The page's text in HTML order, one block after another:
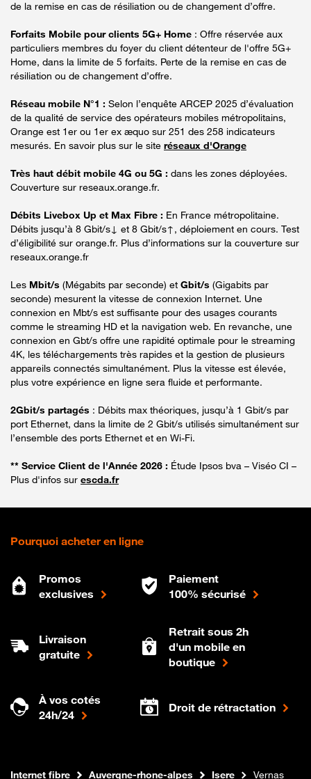
de la remise en cas de résiliation ou de changement d’offre.
Forfaits Mobile pour clients 5G+ Home : Offre réservée aux
particuliers membres du foyer du client détenteur de l'offre 5G+
Home, dans la limite de 5 forfaits. Perte de la remise en cas de
résiliation ou de changement d’offre.
Réseau mobile N°1 : Selon l’enquête ARCEP 2025 d’évaluation
de la qualité de service des opérateurs mobiles métropolitains,
Orange est 1er ou 1er ex æquo sur 251 des 258 indicateurs
mesurés. En savoir plus sur le site réseaux d'Orange
Très haut débit mobile 4G ou 5G : dans les zones déployées.
Couverture sur reseaux.orange.fr.
Débits Livebox Up et Max Fibre : En France métropolitaine.
Débits jusqu’à 8 Gbit/s↓ et 8 Gbit/s↑, déploiement en cours. Test
d’éligibilité sur orange.fr. Plus d’informations sur la couverture sur
reseaux.orange.fr
Les Mbit/s (Mégabits par seconde) et Gbit/s (Gigabits par
seconde) mesurent la vitesse de connexion Internet. Une
connexion en Mbt/s est suffisante pour des usages courants
comme le streaming HD et la navigation web. En revanche, une
connexion en Gbt/s offre une rapidité optimale pour le streaming
4K, les téléchargements très rapides et la gestion de plusieurs
appareils connectés simultanément. Plus la vitesse est élevée,
plus votre expérience en ligne sera fluide et performante.
2Gbit/s partagés : Débits max théoriques, jusqu’à 1 Gbit/s par
port Ethernet, dans la limite de 2 Gbit/s utilisés simultanément sur
l’ensemble des ports Ethernet et en Wi-Fi.
** Service Client de l'Année 2026 : Étude Ipsos bva – Viséo CI –
Plus d'infos sur escda.fr
Pourquoi acheter en ligne
Promos
exclusives
Paiement
100% sécurisé
Livraison
gratuite
Retrait sous 2h
d'un mobile en
boutique
À vos cotés
24h/24
Droit de rétractation
Boutique Orange
Internet fibre Auvergne-rhone-alpes Isere Vernas